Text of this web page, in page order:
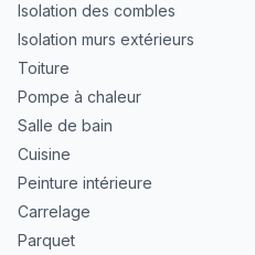
Isolation des combles
Isolation murs extérieurs
Toiture
Pompe à chaleur
Salle de bain
Cuisine
Peinture intérieure
Carrelage
Parquet